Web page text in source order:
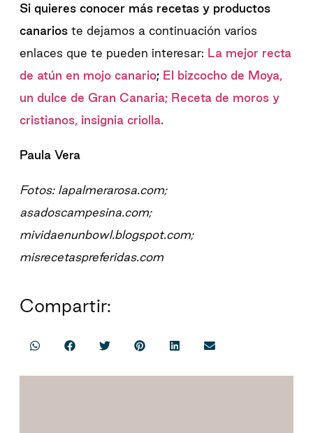
Si quieres conocer más recetas y productos
canarioste dejamos a continuación varios
enlaces que te pueden interesar: La mejor recta
de atún en mojo canario; El bizcocho de Moya,
un dulce de Gran Canaria; Receta de moros y
cristianos, insignia criolla.
Paula Vera
Fotos: lapalmerarosa.com;
asadoscampesina.com;
mividaenunbowl.blogspot.com;
misrecetaspreferidas.com
Compartir: